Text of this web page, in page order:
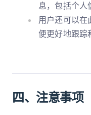
息，包括个人
用户还可以在
便更好地跟踪
四、注意事项